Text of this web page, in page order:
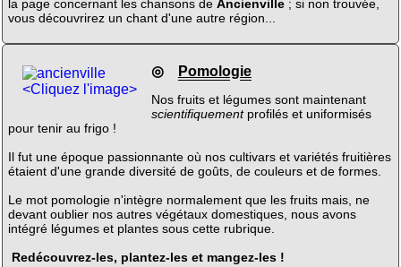
la page concernant les chansons de Ancienville; si non trouvée,
vous découvrirez un chant d'une autre région...
<Cliquez l'image>
◎ Pomologie
Nos fruits et légumes sont maintenant
scientifiquementprofilés et uniformisés
pour tenir au frigo !
Il fut une époque passionnante où nos cultivars et variétés fruitières
étaient d'une grande diversité de goûts, de couleurs et de formes.
Le mot pomologie n'intègre normalement que les fruits mais, ne
devant oublier nos autres végétaux domestiques, nous avons
intégré légumes et plantes sous cette rubrique.
Redécouvrez-les, plantez-les et mangez-les !